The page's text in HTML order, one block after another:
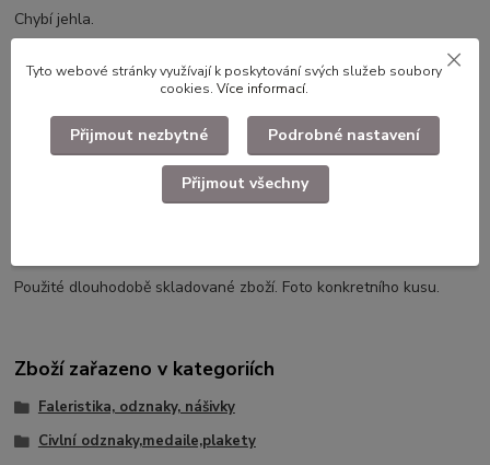
Chybí jehla.
Celkový rozměr 54mm x 61mm
Nejnižší cena za posledních 30 dní byla 299kč
Použité dlouhodobě skladované zboží. Foto konkretního kusu.
Zboží zařazeno v kategoriích
Faleristika, odznaky, nášivky
Civlní odznaky,medaile,plakety
Tyto webové stránky využívají k poskytování svých služeb soubory
cookies. Více informací.
Přijmout nezbytné Podrobné nastavení
Přijmout všechny